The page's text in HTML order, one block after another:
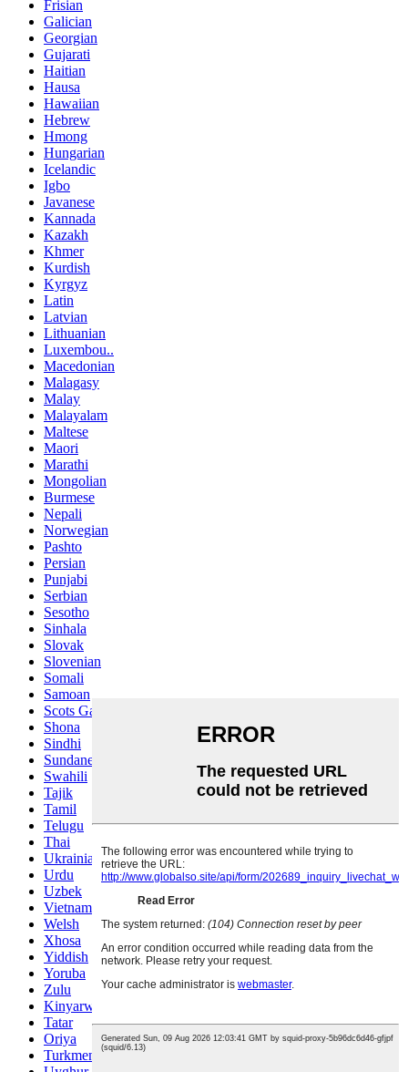
Frisian
Galician
Georgian
Gujarati
Haitian
Hausa
Hawaiian
Hebrew
Hmong
Hungarian
Icelandic
Igbo
Javanese
Kannada
Kazakh
Khmer
Kurdish
Kyrgyz
Latin
Latvian
Lithuanian
Luxembou..
Macedonian
Malagasy
Malay
Malayalam
Maltese
Maori
Marathi
Mongolian
Burmese
Nepali
Norwegian
Pashto
Persian
Punjabi
Serbian
Sesotho
Sinhala
Slovak
Slovenian
Somali
Samoan
Scots Gaelic
Shona
Sindhi
Sundanese
Swahili
Tajik
Tamil
Telugu
Thai
Ukrainian
Urdu
Uzbek
Vietnamese
Welsh
Xhosa
Yiddish
Yoruba
Zulu
Kinyarwanda
Tatar
Oriya
Turkmen